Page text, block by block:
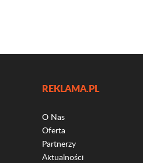
REKLAMA.PL
O Nas
Oferta
Partnerzy
Aktualności